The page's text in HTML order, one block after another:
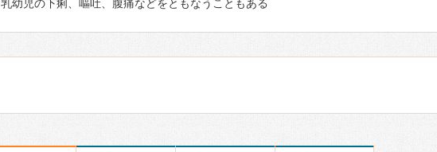
乳幼児の下痢、嘔吐、腹痛などをともなうこともある